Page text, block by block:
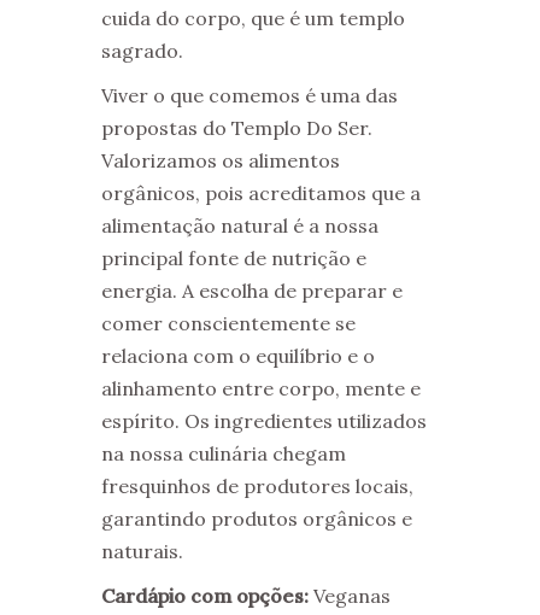
cuida do corpo, que é um templo
sagrado.
Viver o que comemos é uma das
propostas do Templo Do Ser.
Valorizamos os alimentos
orgânicos, pois acreditamos que a
alimentação natural é a nossa
principal fonte de nutrição e
energia. A escolha de preparar e
comer conscientemente se
relaciona com o equilíbrio e o
alinhamento entre corpo, mente e
espírito. Os ingredientes utilizados
na nossa culinária chegam
fresquinhos de produtores locais,
garantindo produtos orgânicos e
naturais.
Cardápio com opções: Veganas